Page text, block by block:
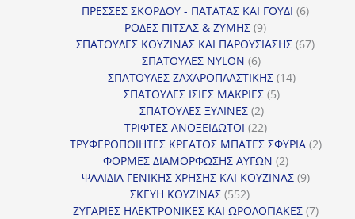
προϊόντα
ΠΡΕΣΣΕΣ ΣΚΟΡΔΟΥ - ΠΑΤΑΤΑΣ ΚΑΙ ΓΟΥΔΙ 66
ΡΟΔΕΣ ΠΙΤΣΑΣ & ΖΥΜΗΣ 99
προϊόντα
ΣΠΑΤΟΥΛΕΣ ΚΟΥΖΙΝΑΣ ΚΑΙ ΠΑΡΟΥΣΙΑΣΗΣ 6767
ΣΠΑΤΟΥΛΕΣ NYLON 66
προϊόντα
ΣΠΑΤΟΥΛΕΣ ΖΑΧΑΡΟΠΛΑΣΤΙΚΗΣ 1414
ΣΠΑΤΟΥΛΕΣ ΙΣΙΕΣ ΜΑΚΡΙΕΣ 55
ΣΠΑΤΟΥΛΕΣ ΞΥΛΙΝΕΣ 22
προϊόντα
ΤΡΙΦΤΕΣ ΑΝΟΞΕΙΔΩΤΟΙ 2222
προϊόντα
ΤΡΥΦΕΡΟΠΟΙΗΤΕΣ ΚΡΕΑΤΟΣ ΜΠΑΤΕΣ ΣΦΥΡΙΑ 22
ΦΟΡΜΕΣ ΔΙΑΜΟΡΦΩΣΗΣ ΑΥΓΩΝ 22
προϊόντα
ΨΑΛΙΔΙΑ ΓΕΝΙΚΗΣ ΧΡΗΣΗΣ ΚΑΙ ΚΟΥΖΙΝΑΣ 99
ΣΚΕΥΗ ΚΟΥΖΙΝΑΣ 552552
προϊόντα
ΖΥΓΑΡΙΕΣ ΗΛΕΚΤΡΟΝΙΚΕΣ ΚΑΙ ΩΡΟΛΟΓΙΑΚΕΣ 77